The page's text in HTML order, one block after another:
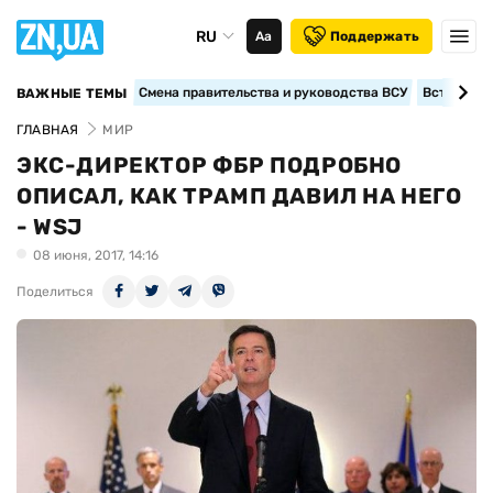
RU Аа Поддержать
ВАЖНЫЕ ТЕМЫ Смена правительства и руководства ВСУ
ГЛАВНАЯ МИР
ЭКС-ДИРЕКТОР ФБР ПОДРОБНО
ОПИСАЛ, КАК ТРАМП ДАВИЛ НА НЕГО
- WSJ
08 июня, 2017, 14:16
Поделиться